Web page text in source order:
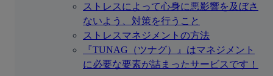
ストレスによって心身に悪影響を及ぼさ
ないよう、対策を行うこと
ストレスマネジメントの方法
『TUNAG（ツナグ）』はマネジメント
に必要な要素が詰まったサービスです！